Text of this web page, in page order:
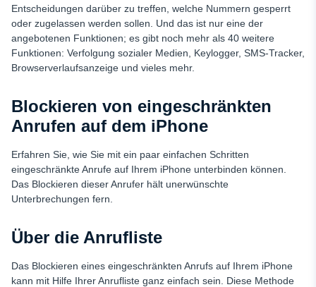
Entscheidungen darüber zu treffen, welche Nummern gesperrt
oder zugelassen werden sollen. Und das ist nur eine der
angebotenen Funktionen; es gibt noch mehr als 40 weitere
Funktionen: Verfolgung sozialer Medien, Keylogger, SMS-Tracker,
Browserverlaufsanzeige und vieles mehr.
Blockieren von eingeschränkten
Anrufen auf dem iPhone
Erfahren Sie, wie Sie mit ein paar einfachen Schritten
eingeschränkte Anrufe auf Ihrem iPhone unterbinden können.
Das Blockieren dieser Anrufer hält unerwünschte
Unterbrechungen fern.
Über die Anrufliste
Das Blockieren eines eingeschränkten Anrufs auf Ihrem iPhone
kann mit Hilfe Ihrer Anrufliste ganz einfach sein. Diese Methode